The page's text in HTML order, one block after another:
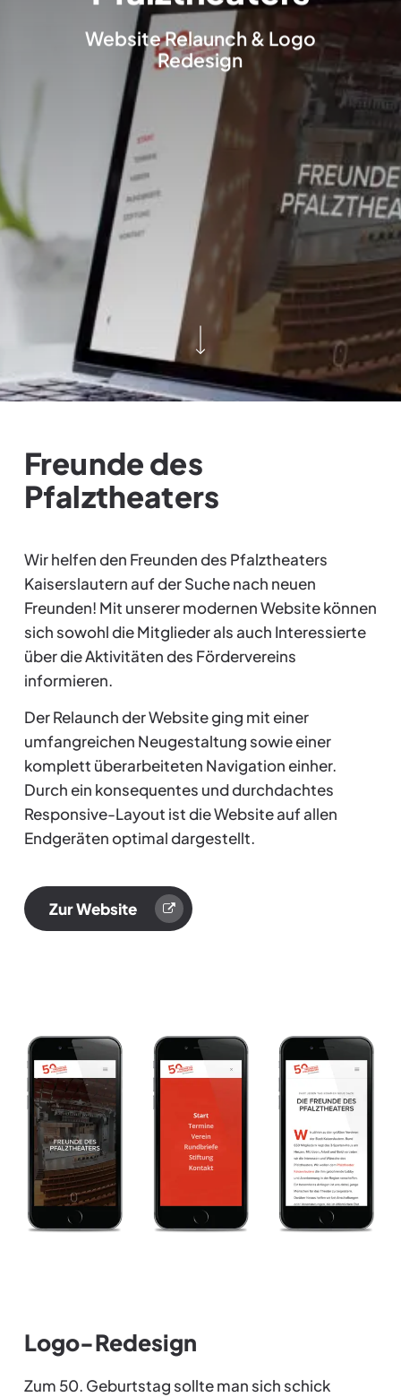
Website Relaunch & Logo
Redesign
Freunde des
Pfalztheaters
Wir helfen den Freunden des Pfalztheaters
Kaiserslautern auf der Suche nach neuen
Freunden! Mit unserer modernen Website können
sich sowohl die Mitglieder als auch Interessierte
über die Aktivitäten des Fördervereins
informieren.
Der Relaunch der Website ging mit einer
umfangreichen Neugestaltung sowie einer
komplett überarbeiteten Navigation einher.
Durch ein konsequentes und durchdachtes
Responsive-Layout ist die Website auf allen
Endgeräten optimal dargestellt.
Zur Website
Logo-Redesign
Zum 50. Geburtstag sollte man sich schick